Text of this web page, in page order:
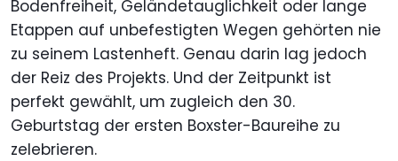
Bodenfreiheit, Geländetauglichkeit oder lange
Etappen auf unbefestigten Wegen gehörten nie
zu seinem Lastenheft. Genau darin lag jedoch
der Reiz des Projekts. Und der Zeitpunkt ist
perfekt gewählt, um zugleich den 30.
Geburtstag der ersten Boxster-Baureihe zu
zelebrieren.